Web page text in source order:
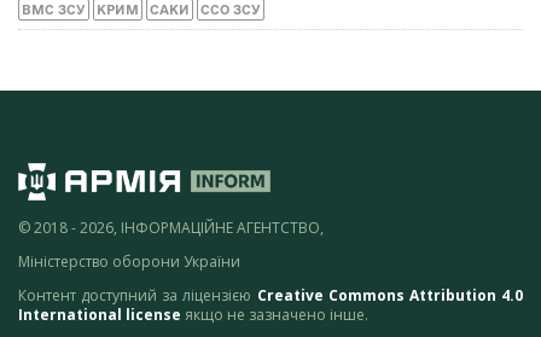
ВМС ЗСУ КРИМ САКИ ССО ЗСУ
© 2018 - 2026, ІНФОРМАЦІЙНЕ АГЕНТСТВО,
Міністерство оборони України
Контент доступний за ліцензією Creative Commons Attribution 4.0
International license якщо не зазначено інше.